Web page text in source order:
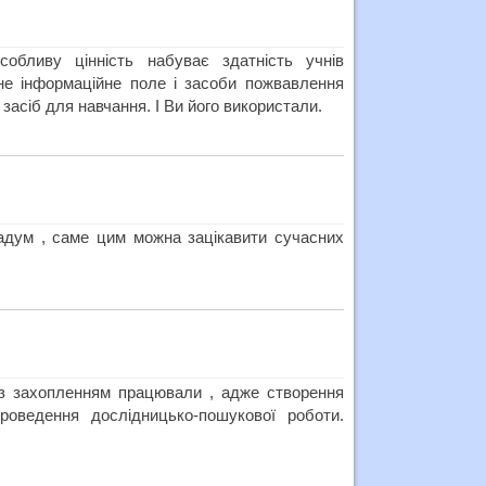
цінність набуває здатність учнів
інформаційне поле і засоби пожвавлення
засіб для навчання. І Ви його використали.
, саме цим можна зацікавити сучасних
працювали , адже створення
дослідницько-пошукової роботи.